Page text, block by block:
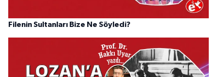
Filenin Sultanları Bize Ne Söyledi?